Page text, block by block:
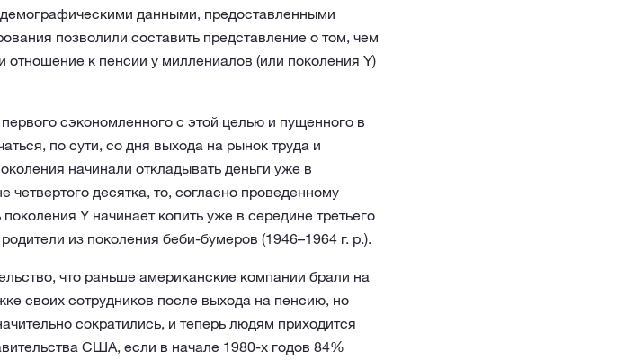
данными, предоставленными
позволили составить представление о том, чем
отношение к пенсии у миллениалов (или поколения Y)
сэкономленного с этой целью и пущенного в
по сути, со дня выхода на рынок труда и
начинали откладывать деньги уже в
четвертого десятка, то, согласно проведенному
Y начинает копить уже в середине третьего
из поколения беби-бумеров (1946–1964 г. р.).
что раньше американские компании брали на
своих сотрудников после выхода на пенсию, но
сократились, и теперь людям приходится
США, если в начале 1980-х годов 84%